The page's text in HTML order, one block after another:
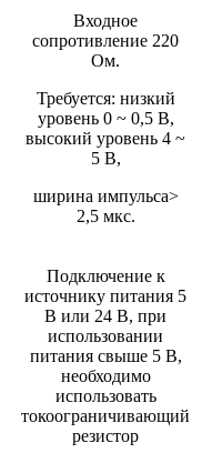
Входное
сопротивление 220
Ом.
Требуется: низкий
уровень 0 ~ 0,5 В,
высокий уровень 4 ~
5 В,
ширина импульса>
2,5 мкс.
Подключение к
источнику питания 5
В или 24 В, при
использовании
питания свыше 5 В,
необходимо
использовать
токоограничивающий
резистор